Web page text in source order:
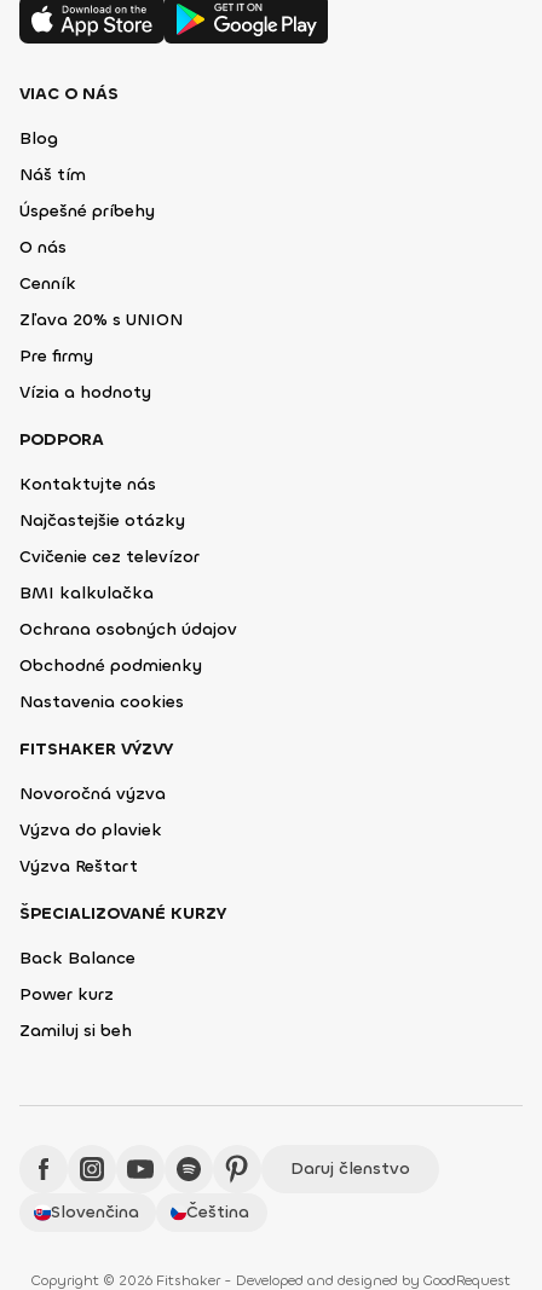
VIAC O NÁS
Blog
Náš tím
Úspešné príbehy
O nás
Cenník
Zľava 20% s UNION
Pre firmy
Vízia a hodnoty
PODPORA
Kontaktujte nás
Najčastejšie otázky
Cvičenie cez televízor
BMI kalkulačka
Ochrana osobných údajov
Obchodné podmienky
Nastavenia cookies
FITSHAKER VÝZVY
Novoročná výzva
Výzva do plaviek
Výzva Reštart
ŠPECIALIZOVANÉ KURZY
Back Balance
Power kurz
Zamiluj si beh
Daruj členstvo
Slovenčina
Čeština
Copyright © 2026 Fitshaker - Developed and designed by GoodRequest